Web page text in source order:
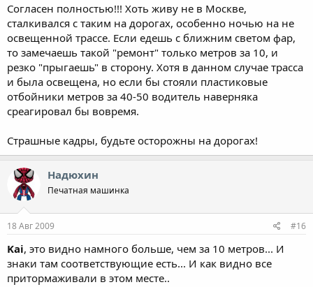
Согласен полностью!!! Хоть живу не в Москве,
сталкивался с таким на дорогах, особенно ночью на не
освещенной трассе. Если едешь с ближним светом фар,
то замечаешь такой "ремонт" только метров за 10, и
резко "прыгаешь" в сторону. Хотя в данном случае трасса
и была освещена, но если бы стояли пластиковые
отбойники метров за 40-50 водитель наверняка
среагировал бы вовремя.
Страшные кадры, будьте осторожны на дорогах!
Надюхин
Печатная машинка
18 Авг 2009 #16
Kai, это видно намного больше, чем за 10 метров... И
знаки там соответствующие есть... И как видно все
притормаживали в этом месте..